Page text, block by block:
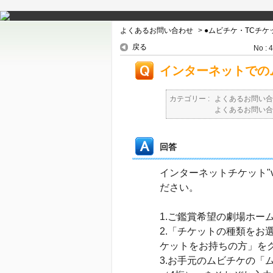
よくあるお問い合わせ > ●ムビチケ・TCチケ
戻る
No :
インターネットで
カテゴリー :
よくあるお問い
よくあるお問い
回答
インターネットチケット
ださい。
1.ご鑑賞希望の劇場ホー
2.「チケットの種類をお
ケットをお持ちの方」を
3.お手元のムビチケの「